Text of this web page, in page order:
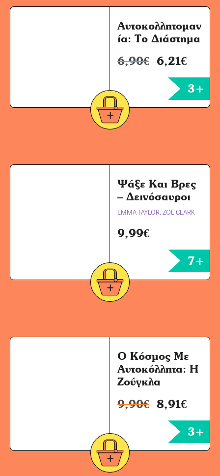
Αυτοκολλητομαν
ία: Το Διάστημα
6,90€ 6,21€
3+
Ψάξε Και Βρες
– Δεινόσαυροι
EMMA TAYLOR, ZOE CLARK
9,99€
7+
Ο Κόσμος Με
Αυτοκόλλητα: Η
Ζούγκλα
9,90€ 8,91€
3+